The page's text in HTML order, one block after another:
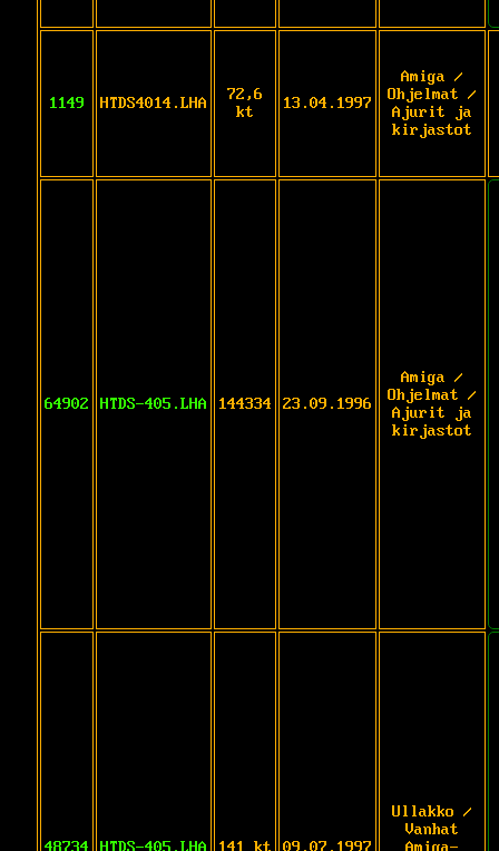
1149 HTDS4014.LHA
72,6
kt
13.04.1997
Amiga /
Ohjelmat /
Ajurit ja
kirjastot
64902 HTDS-405.LHA 144334 23.09.1996
Amiga /
Ohjelmat /
Ajurit ja
kirjastot
Ullakko /
Vanhat